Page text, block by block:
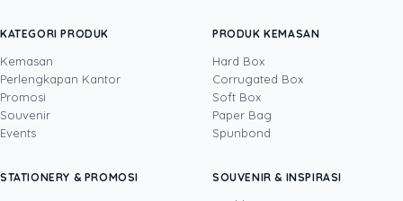
Anda!
DITULIS OLEH
dengan pengalaman lebih dari 15 tahun di
KATEGORI PRODUK
Kemasan
Perlengkapan Kantor
Promosi
Souvenir
Events
PRODUK KEMASAN
Hard Box
Corrugated Box
Soft Box
Paper Bag
Spunbond
STATIONERY & PROMOSI SOUVENIR & INSPIRASI